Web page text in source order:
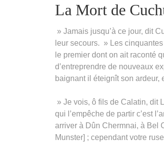
La Mort de
» Jamais jusqu’à ce jour, dit
leur secours. » Les
le premier dont on ait raconté
d’entreprendre de nouveaux
baignant il éteignît son ardeur,
» Je vois, ô fils de Calatin, dit
qui l’empêche de partir c’est
arriver à Dûn Chermnai, à Bel
Munster] ; cependant votre